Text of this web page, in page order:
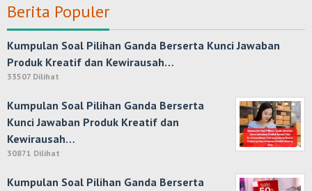
Berita Populer
Kumpulan Soal Pilihan Ganda Berserta Kunci Jawaban
Produk Kreatif dan Kewirausah…
33507 Dilihat
Kumpulan Soal Pilihan Ganda Berserta
Kunci Jawaban Produk Kreatif dan
Kewirausah…
30871 Dilihat
Kumpulan Soal Pilihan Ganda Berserta